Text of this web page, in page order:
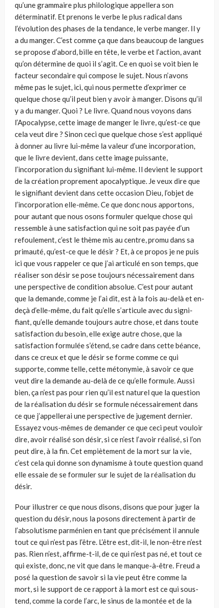
qu’une grammaire plus philologique appellera son
déterminatif. Et prenons le verbe le plus radical dans
l’évolution des phases de la tendance, le verbe manger. Il y
a du manger. C’est comme ça que dans beaucoup de langues
se propose d’abord, bille en tête, le verbe et l’action, avant
qu’on détermine de quoi il s’agit. Ce en quoi se voit bien le
facteur secondaire qui compose le sujet. Nous n’avons
même pas le sujet, ici, qui nous permette d’exprimer ce
quelque chose qu’il peut bien y avoir à manger. Disons qu’il
y a du man­ger. Quoi ? Le livre. Quand nous voyons dans
l’Apocalypse, cette image de manger le livre, qu’est-ce que
cela veut dire ? Sinon ceci que quelque chose s’est appliqué
à donner au livre lui-même la valeur d’une incorpo­ration,
que le livre devient, dans cette image puissante,
l’incorporation du signifiant lui-même. Il devient le support
de la création proprement apo­calyptique. Je veux dire que
le signifiant devient dans cette occasion Dieu, l’objet de
l’incorporation elle-même. Ce que donc nous apportons,
pour autant que nous osons formuler quelque chose qui
ressemble à une satis­faction qui ne soit pas payée d’un
refoulement, c’est le thème mis au centre, promu dans sa
primauté, qu’est-ce que le désir ? Et, à ce propos je ne puis
ici que vous rappeler ce que j’ai articulé en son temps, que
réaliser son désir se pose toujours nécessairement dans
une perspective de condi­tion absolue. C’est pour autant
que la demande, comme je l’ai dit, est à la fois au-delà et en-
deçà d’elle-même, du fait qu’elle s’articule avec du signi­
fiant, qu’elle demande toujours autre chose, et dans toute
satisfaction du besoin, elle exige autre chose, que la
satisfaction formulée s’étend, se cadre dans cette béance,
dans ce creux et que le désir se forme comme ce qui
supporte, comme telle, cette métonymie, à savoir ce que
veut dire la demande au-delà de ce qu’elle formule. Aussi
bien, ça n’est pas pour rien qu’il est naturel que la question
de la réalisation du désir se formule néces­sairement dans
ce que j’appellerai une perspective de jugement dernier.
Essayez vous-mêmes de demander ce que ceci peut vouloir
dire, avoir réalisé son désir, si ce n’est l’avoir réalisé, si l’on
peut dire, à la fin. Cet empiètement de la mort sur la vie,
c’est cela qui donne son dynamisme à toute question quand
elle essaie de se formuler sur le sujet de la réalisation du
désir.
Pour illustrer ce que nous disons, disons que pour juger la
question du désir, nous la posons directement à partir de
l’absolutisme parménien en tant que précisément il annule
tout ce qui n’est pas l’être. L’être est, dit-il, le non-être n’est
pas. Rien n’est, affirme-t-il, de ce qui n’est pas né, et tout ce
qui existe, donc, ne vit que dans le manque-à-être. Freud a
posé la question de savoir si la vie peut être comme la
mort, si le support de ce rapport à la mort est ce qui sous-
tend, comme la corde l’arc, le sinus de la montée et de la